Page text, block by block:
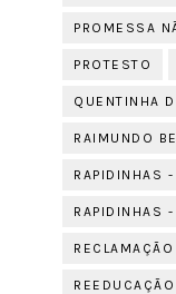
PROMESSA
PROTESTO
QUENTINHA
RAIMUNDO
RAPIDINHAS
RAPIDINHAS
RECLAMAÇÃO